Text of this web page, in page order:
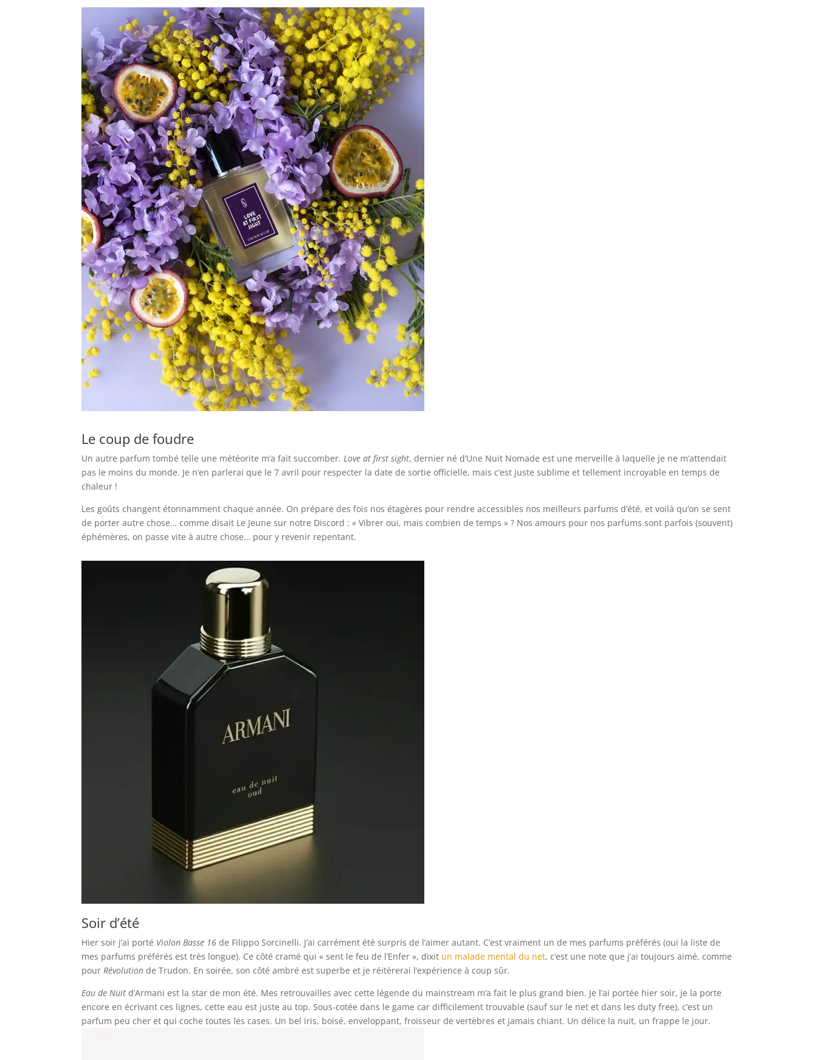
Le coup de foudre
Un autre parfum tombé telle une météorite m’a fait succomber. Love at first sight, dernier né d’Une Nuit Nomade est une merveille à laquelle je ne m’attendait
pas le moins du monde. Je n’en parlerai que le 7 avril pour respecter la date de sortie officielle, mais c’est juste sublime et tellement incroyable en temps de
chaleur !
Les goûts changent étonnamment chaque année. On prépare des fois nos étagères pour rendre accessibles nos meilleurs parfums d’été, et voilà qu’on se sent
de porter autre chose… comme disait Le Jeune sur notre Discord : « Vibrer oui, mais combien de temps » ? Nos amours pour nos parfums sont parfois (souvent)
éphémères, on passe vite à autre chose… pour y revenir repentant.
Soir d’été
Hier soir j’ai porté Violon Basse 16 de Filippo Sorcinelli. J’ai carrément été surpris de l’aimer autant. C’est vraiment un de mes parfums préférés (oui la liste de
mes parfums préférés est très longue). Ce côté cramé qui « sent le feu de l’Enfer », dixit un malade mental du net, c’est une note que j’ai toujours aimé, comme
pour Révolution de Trudon. En soirée, son côté ambré est superbe et je réitèrerai l’expérience à coup sûr.
Eau de Nuit d’Armani est la star de mon été. Mes retrouvailles avec cette légende du mainstream m’a fait le plus grand bien. Je l’ai portée hier soir, je la porte
encore en écrivant ces lignes, cette eau est juste au top. Sous-cotée dans le game car difficilement trouvable (sauf sur le net et dans les duty free), c’est un
parfum peu cher et qui coche toutes les cases. Un bel iris, boisé, enveloppant, froisseur de vertèbres et jamais chiant. Un délice la nuit, un frappe le jour.